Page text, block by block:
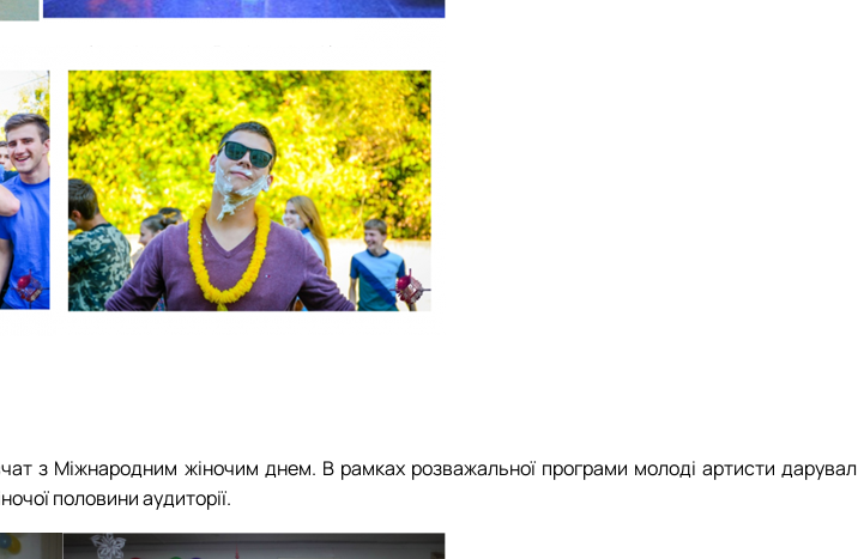
з Міжнародним жіночим днем. В рамках розважальної програми молоді артисти
половини аудиторії.